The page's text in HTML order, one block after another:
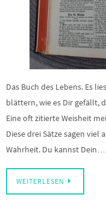
Das Buch des Lebens. Es
blättern, wie es Dir gefällt,
Eine oft zitierte Weisheit
Diese drei Sätze sagen
Wahrheit. Du kannst Dein…
WEITERLESEN